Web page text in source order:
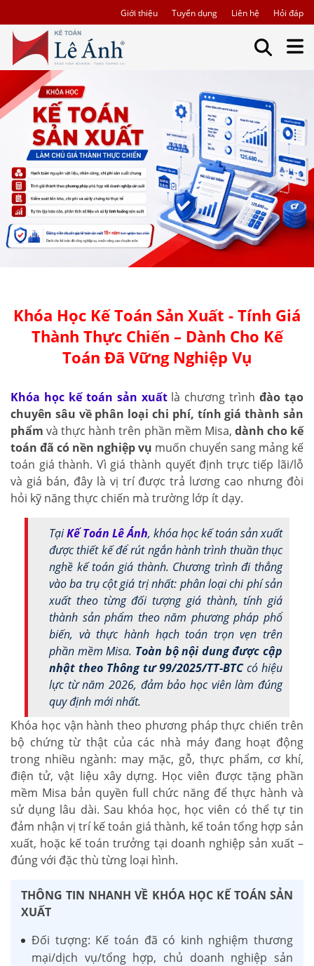
Giới thiệu Tuyển dụng Liên hệ Hỏi đáp
Khóa Học Kế Toán Sản Xuất - Tính Giá
Thành Thực Chiến – Dành Cho Kế
Toán Đã Vững Nghiệp Vụ
Khóa học kế toán sản xuấtlà chương trìnhđào tạo
chuyên sâu về phân loại chi phí, tính giá thành sản
phẩm và thực hành trên phần mềm Misa, dành cho kế
toán đã có nền nghiệp vụ muốn chuyển sang mảng kế
toán giá thành. Vì giá thành quyết định trực tiếp lãi/lỗ
và giá bán, đây là vị trí được trả lương cao nhưng đòi
hỏi kỹ năng thực chiến mà trường lớp ít dạy.
TạiKế Toán Lê Ánh, khóa học kế toán sản xuất
được thiết kế để rút ngắn hành trình thuần thục
nghề kế toán giá thành. Chương trình đi thẳng
vào ba trụ cột giá trị nhất: phân loại chi phí sản
xuất theo từng đối tượng giá thành, tính giá
thành sản phẩm theo năm phương pháp phổ
biến, và thực hành hạch toán trọn vẹn trên
phần mềm Misa. Toàn bộ nội dung được cập
nhật theo Thông tư 99/2025/TT-BTCcó hiệu
lực từ năm 2026, đảm bảo học viên làm đúng
quy định mới nhất.
Khóa học vận hành theo phương pháp thực chiến trên
bộ chứng từ thật của các nhà máy đang hoạt động
trong nhiều ngành: may mặc, gỗ, thực phẩm, cơ khí,
điện tử, vật liệu xây dựng. Học viên được tặng phần
mềm Misa bản quyền full chức năng để thực hành và
sử dụng lâu dài. Sau khóa học, học viên có thể tự tin
đảm nhận vị trí kế toán giá thành, kế toán tổng hợp sản
xuất, hoặc kế toán trưởng tại doanh nghiệp sản xuất –
đúng với đặc thù từng loại hình.
THÔNG TIN NHANH VỀ KHÓA HỌC KẾ TOÁN SẢN
XUẤT
Đối tượng: Kế toán đã có kinh nghiệm thương
mại/dịch vụ/tổng hợp, chủ doanh nghiệp sản